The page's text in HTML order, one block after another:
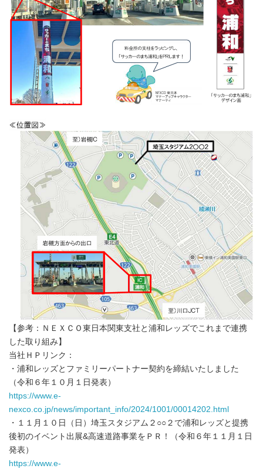
【参考：ＮＥＸＣＯ東日本関東支社と浦和レッズでこれまで連携
した取り組み】
当社ＨＰリンク：
・浦和レッズとファミリーパートナー契約を締結いたしました
（令和６年１０月１日発表）
https://www.e-
nexco.co.jp/news/important_info/2024/1001/00014202.html
・１１月１０日（日）埼玉スタジアム２○○２で浦和レッズと提携
後初のイベント出展&高速道路事業をＰＲ！（令和６年１１月１日
発表）
https://www.e-